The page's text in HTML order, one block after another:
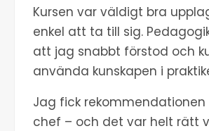
Kursen var väldigt bra
enkel att ta till sig.
att jag snabbt förstod och
använda kunskapen i
Jag fick
chef – och det var helt rätt